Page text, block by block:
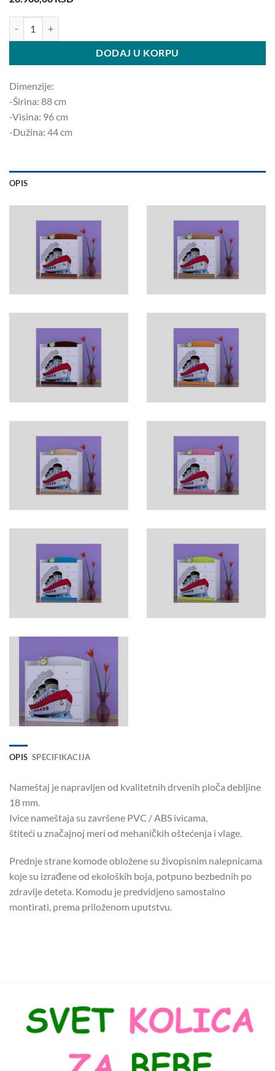
DODAJ U KORPU
Dimenzije:
-Širina: 88 ​​cm
-Visina: 96 cm
-Dužina: 44 cm
OPIS
OPIS SPECIFIKACIJA
Nameštaj je napravljen od kvalitetnih drvenih ploča debljine
18 mm.
Ivice nameštaja su završene PVC / ABS ivicama,
štiteći u značajnoj meri od mehaničkih oštećenja i vlage.
Prednje strane komode obložene su živopisnim nalepnicama
koje su izrađene od ekoloških boja, potpuno bezbednih po
zdravlje deteta. Komodu je predvidjeno samostalno
montirati, prema priloženom uputstvu.